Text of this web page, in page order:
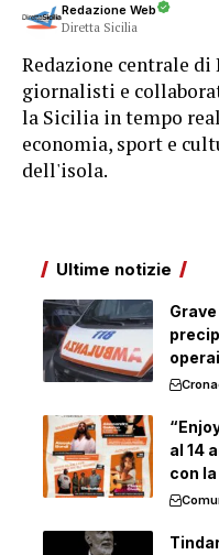
Redazione Web
Diretta Sicilia
Redazione centrale
giornalisti e
la Sicilia in tempo
economia, sport e
dell'isola.
Ultime notizie
al 14
con